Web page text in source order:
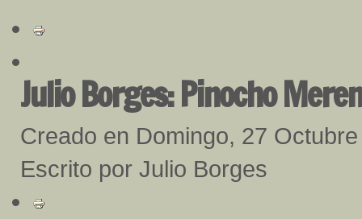
Julio Borges: Pinocho
Creado en Domingo, 27
Escrito por Julio Borges